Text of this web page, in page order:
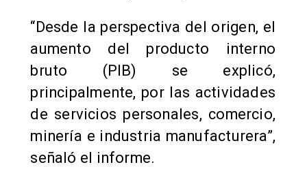
“Desde la perspectiva del origen, el
aumento del producto interno
bruto (PIB) se explicó,
principalmente, por las actividades
de servicios personales, comercio,
minería e industria manufacturera”,
señaló el informe.